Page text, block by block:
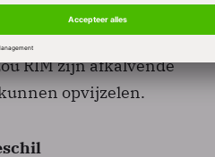
voor het BlackBerry
apps in de Android
RIM zijn afkalvende
opvijzelen.